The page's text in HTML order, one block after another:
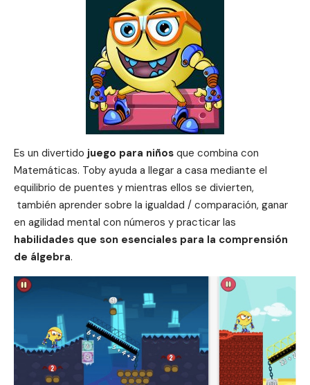
Es un divertido juego para niños que combina con
Matemáticas. Toby ayuda a llegar a casa mediante el
equilibrio de puentes y mientras ellos se divierten,
también aprender sobre la igualdad / comparación, ganar
en agilidad mental con números y practicar las
habilidades que son esenciales para la comprensión
de álgebra.